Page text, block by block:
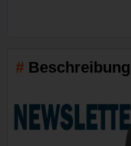
Beschreibung